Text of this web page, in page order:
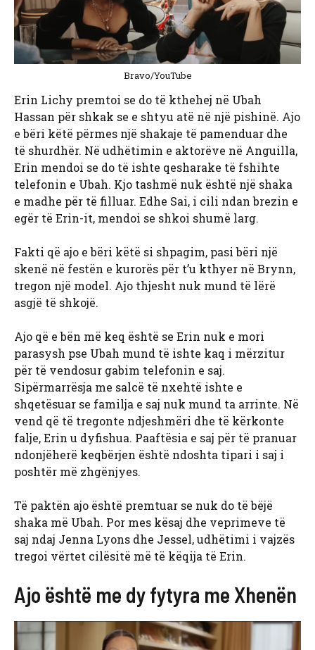
Bravo/YouTube
Erin Lichy premtoi se do të kthehej në Ubah
Hassan për shkak se e shtyu atë në një pishinë. Ajo
e bëri këtë përmes një shakaje të pamenduar dhe
të shurdhër. Në udhëtimin e aktorëve në Anguilla,
Erin mendoi se do të ishte qesharake të fshihte
telefonin e Ubah. Kjo tashmë nuk është një shaka
e madhe për të filluar. Edhe Sai, i cili ndan brezin e
egër të Erin-it, mendoi se shkoi shumë larg.
Fakti që ajo e bëri këtë si shpagim, pasi bëri një
skenë në festën e kurorës për t’u kthyer në Brynn,
tregon një model. Ajo thjesht nuk mund të lërë
asgjë të shkojë.
Ajo që e bën më keq është se Erin nuk e mori
parasysh pse Ubah mund të ishte kaq i mërzitur
për të vendosur gabim telefonin e saj.
Sipërmarrësja me salcë të nxehtë ishte e
shqetësuar se familja e saj nuk mund ta arrinte. Në
vend që të tregonte ndjeshmëri dhe të kërkonte
falje, Erin u dyfishua. Paaftësia e saj për të pranuar
ndonjëherë keqbërjen është ndoshta tipari i saj i
poshtër më zhgënjyes.
Të paktën ajo është premtuar se nuk do të bëjë
shaka më Ubah. Por mes kësaj dhe veprimeve të
saj ndaj Jenna Lyons dhe Jessel, udhëtimi i vajzës
tregoi vërtet cilësitë më të këqija të Erin.
Ajo është me dy fytyra me Xhenën